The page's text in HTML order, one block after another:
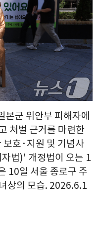
본군 위안부 피해자에
처벌 근거를 마련한
호·지원 및 기념사
법)' 개정법이 오는 1
10일 서울 종로구 주
상의 모습. 2026.6.1